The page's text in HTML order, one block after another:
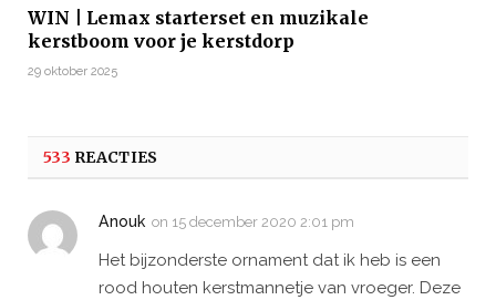
WIN | Lemax starterset en muzikale
kerstboom voor je kerstdorp
29 oktober 2025
533 REACTIES
Anouk on 15 december 2020 2:01 pm
Het bijzonderste ornament dat ik heb is een
rood houten kerstmannetje van vroeger. Deze